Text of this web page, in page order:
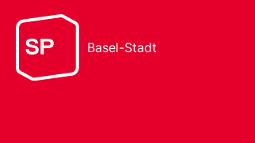
Basel-Stadt